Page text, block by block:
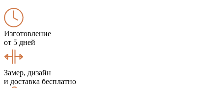
Изготовление
от 5 дней
Замер, дизайн
и доставка бесплатно